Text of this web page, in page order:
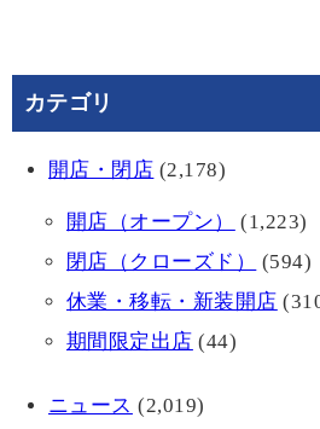
カテゴリ
開店・閉店 (2,178)
開店（オープン）
(1,223)
閉店（クローズド）
(594)
休業・移転・新装開店
期間限定出店 (44)
ニュース (2,019)